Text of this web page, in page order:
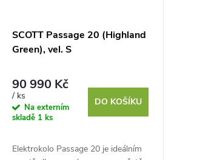
SCOTT Passage 20 (Highland
Green), vel. S
90 990 Kč
/ ks
Na externím
skladě 1 ks
DO KOŠÍKU
Elektrokolo Passage 20 je ideálním